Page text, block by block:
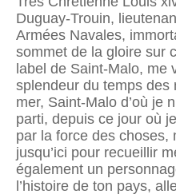
Duguay-Trouin,
Armées Navales,
sommet de la gloire sur
label de Saint-Malo, me
splendeur du temps des
mer, Saint-Malo d’où je
parti, depuis ce jour où
par la force des choses,
jusqu’ici pour recueillir
également un
l’histoire de ton pays,